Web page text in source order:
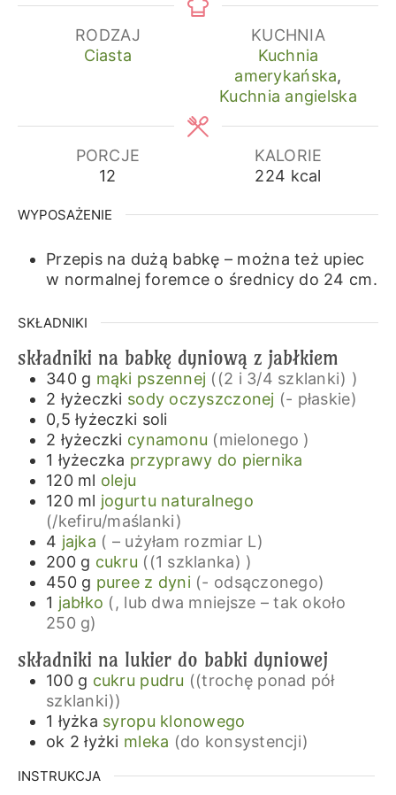
RODZAJ
Ciasta
KUCHNIA
Kuchnia
amerykańska,
Kuchnia angielska
PORCJE
12
KALORIE
224 kcal
WYPOSAŻENIE
Przepis na dużą babkę – można też upiec
w normalnej foremce o średnicy do 24 cm.
SKŁADNIKI
składniki na babkę dyniową z jabłkiem
340 g mąki pszennej ((2 i 3/4 szklanki) )
2 łyżeczki sody oczyszczonej (- płaskie)
0,5 łyżeczki soli
2 łyżeczki cynamonu (mielonego )
1 łyżeczka przyprawy do piernika
120 ml oleju
120 ml jogurtu naturalnego
(/kefiru/maślanki)
4 jajka ( – użyłam rozmiar L)
200 g cukru ((1 szklanka) )
450 g puree z dyni (- odsączonego)
1 jabłko (, lub dwa mniejsze – tak około
250 g)
składniki na lukier do babki dyniowej
100 g cukru pudru ((trochę ponad pół
szklanki))
1 łyżka syropu klonowego
ok 2 łyżki mleka (do konsystencji)
INSTRUKCJA